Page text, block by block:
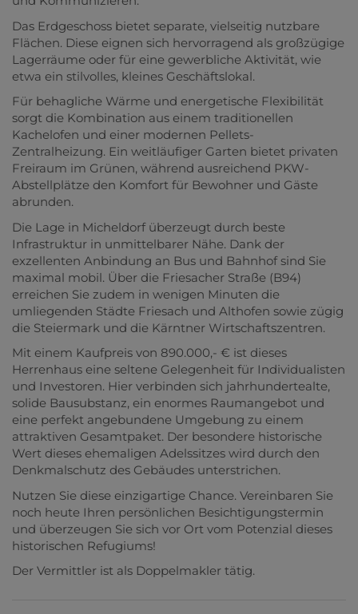
Das Erdgeschoss bietet separate, vielseitig nutzbare
Flächen. Diese eignen sich hervorragend als großzügige
Lagerräume oder für eine gewerbliche Aktivität, wie
etwa ein stilvolles, kleines Geschäftslokal.
Für behagliche Wärme und energetische Flexibilität
sorgt die Kombination aus einem traditionellen
Kachelofen und einer modernen Pellets-
Zentralheizung. Ein weitläufiger Garten bietet privaten
Freiraum im Grünen, während ausreichend PKW-
Abstellplätze den Komfort für Bewohner und Gäste
abrunden.
Die Lage in Micheldorf überzeugt durch beste
Infrastruktur in unmittelbarer Nähe. Dank der
exzellenten Anbindung an Bus und Bahnhof sind Sie
maximal mobil. Über die Friesacher Straße (B94)
erreichen Sie zudem in wenigen Minuten die
umliegenden Städte Friesach und Althofen sowie zügig
die Steiermark und die Kärntner Wirtschaftszentren.
Mit einem Kaufpreis von 890.000,- € ist dieses
Herrenhaus eine seltene Gelegenheit für Individualisten
und Investoren. Hier verbinden sich jahrhundertealte,
solide Bausubstanz, ein enormes Raumangebot und
eine perfekt angebundene Umgebung zu einem
attraktiven Gesamtpaket. Der besondere historische
Wert dieses ehemaligen Adelssitzes wird durch den
Denkmalschutz des Gebäudes unterstrichen.
Nutzen Sie diese einzigartige Chance. Vereinbaren Sie
noch heute Ihren persönlichen Besichtigungstermin
und überzeugen Sie sich vor Ort vom Potenzial dieses
historischen Refugiums!
Der Vermittler ist als Doppelmakler tätig.